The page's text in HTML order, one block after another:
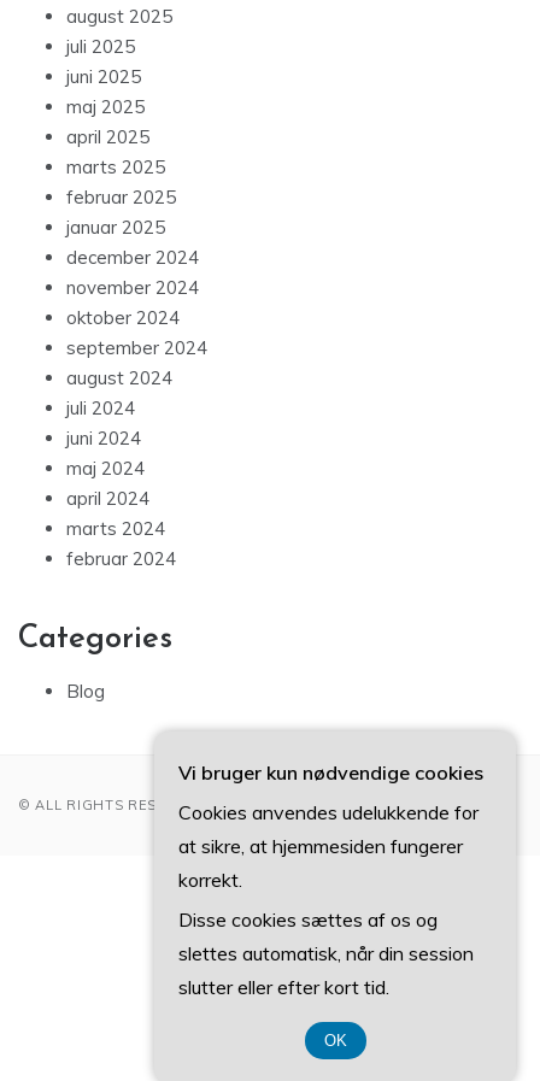
august 2025
juli 2025
juni 2025
maj 2025
april 2025
marts 2025
februar 2025
januar 2025
december 2024
november 2024
oktober 2024
september 2024
august 2024
juli 2024
juni 2024
maj 2024
april 2024
marts 2024
februar 2024
Categories
Blog
© ALL RIGHTS RESERVED 2022
CVR DK 37407739
Vi bruger kun nødvendige cookies
Cookies anvendes udelukkende for
at sikre, at hjemmesiden fungerer
korrekt.
Disse cookies sættes af os og
slettes automatisk, når din session
slutter eller efter kort tid.
OK